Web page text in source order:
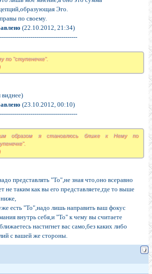
Эго.
по своему.
(22.10.2012, 21:34)
по "ступенечке".
(23.10.2012, 00:10)
образом я становлюсь ближе к Нему по
представлять "То",не зная что,оно всеравно
не таким как вы его представляете,где то выше
есть "То",надо лишь направить ваш фокус
внутрь себя,и "То" к чему вы считаете
настигнет вас само,без каких либо
с вашей же стороны.